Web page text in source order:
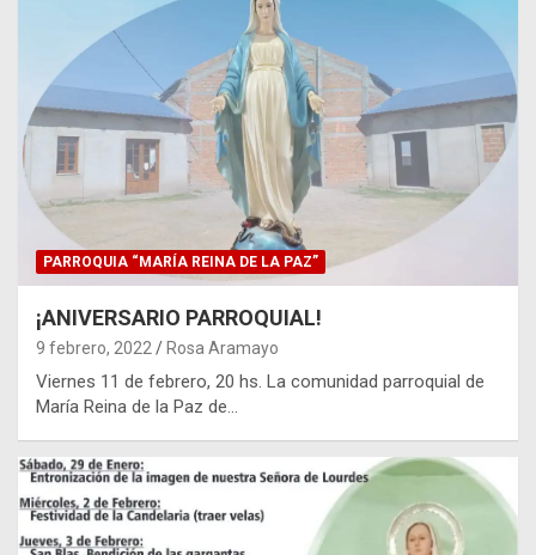
PARROQUIA “MARÍA REINA DE LA PAZ”
¡ANIVERSARIO PARROQUIAL!
9 febrero, 2022 Rosa Aramayo
Viernes 11 de febrero, 20 hs. La comunidad parroquial de
María Reina de la Paz de…